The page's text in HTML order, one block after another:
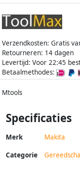
Verzendkosten: Gratis
Retourneren: 14 dagen
Levertijd: Voor 22:45
Betaalmethodes:
Mtools
Specificaties
Merk Makita
Categorie